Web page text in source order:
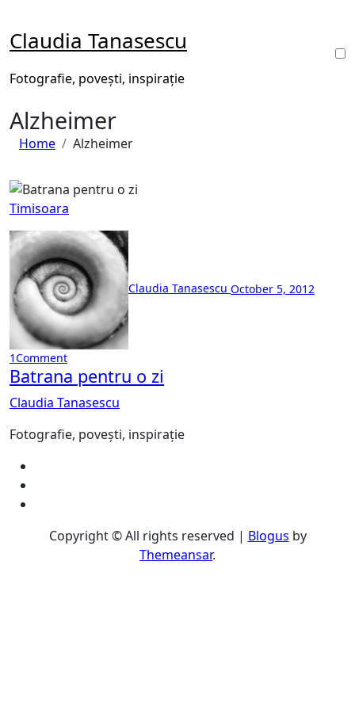
content
Claudia Tanasescu
Fotografie, povești, inspirație
Alzheimer
Home Alzheimer
Timisoara
Claudia Tanasescu October 5, 2012
1Comment
Batrana pentru o zi
Claudia Tanasescu
Fotografie, povești, inspirație
Copyright © All rights reserved | Blogus by
Themeansar.